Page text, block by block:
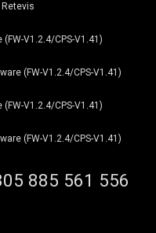
Retevis
V1.2.4/CPS-V1.41)
(FW-V1.2.4/CPS-V1.41)
V1.2.4/CPS-V1.41)
(FW-V1.2.4/CPS-V1.41)
885 561 556